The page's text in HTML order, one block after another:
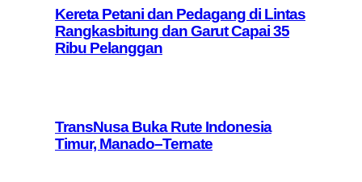
Kereta Petani dan Pedagang di Lintas
Rangkasbitung dan Garut Capai 35
Ribu Pelanggan
TransNusa Buka Rute Indonesia
Timur, Manado–Ternate